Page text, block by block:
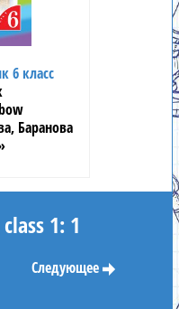
6 класс
Баранова
1: 1
Следующее